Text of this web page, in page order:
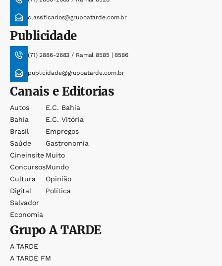
classificados@grupoatarde.com.br
Publicidade
(71) 2886-2683 / Ramal 8585 | 8586
publicidade@grupoatarde.com.br
Canais e Editorias
Autos
Bahia
Brasil
Saúde
Cineinsite
Concursos
Cultura
Digital
Salvador
Economia
E.c. Bahia
E.c. Vitória
Empregos
Gastronomia
Muito
Mundo
Opinião
Política
GrupoA TARDE
A TARDE
A TARDE FM